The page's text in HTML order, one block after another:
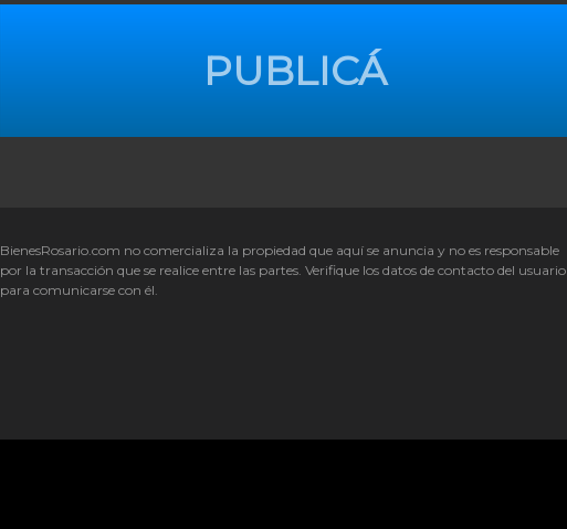
BienesRosario.com no comercializa la propiedad que aquí se anuncia y no es responsable
por la transacción que se realice entre las partes. Verifique los datos de contacto del usuario
para comunicarse con él.